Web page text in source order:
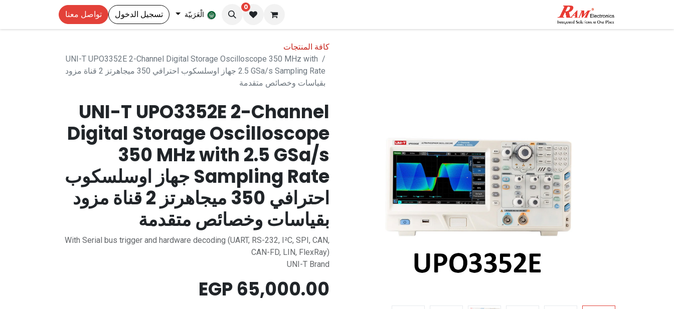
0
الْعَرَبيّة تسجيل الدخول تواصل معنا
كافة المنتجات
UNI-T UPO3352E 2-Channel Digital Storage Oscilloscope 350 MHz with
2.5 GSa/s Sampling Rate جهاز اوسلسكوب احترافي 350 ميجاهرتز 2 قناة مزود
بقياسات وخصائص متقدمة
UNI-T UPO3352E 2-Channel
Digital Storage Oscilloscope
350 MHz with 2.5 GSa/s
Sampling Rate جهاز اوسلسكوب
احترافي 350 ميجاهرتز 2 قناة مزود
بقياسات وخصائص متقدمة
With Serial bus trigger and hardware decoding (UART, RS-232, I²C, SPI, CAN,
CAN-FD, LIN, FlexRay)
UNI-T Brand
65,000.00